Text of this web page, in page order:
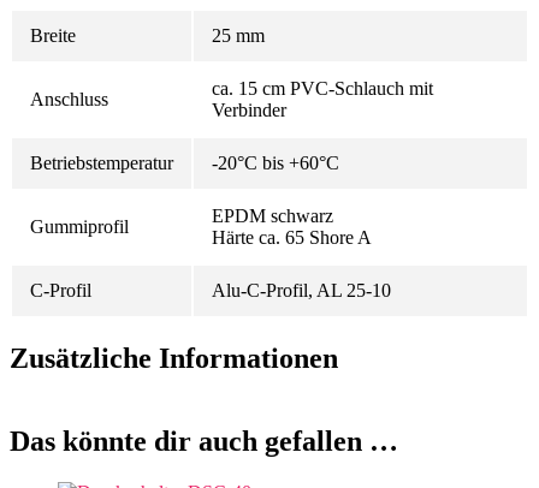
Breite 25 mm
Anschluss
ca. 15 cm PVC-Schlauch mit
Verbinder
Betriebstemperatur -20°C bis +60°C
Gummiprofil
EPDM schwarz
Härte ca. 65 Shore A
C-Profil Alu-C-Profil, AL 25-10
Zusätzliche Informationen
Das könnte dir auch gefallen …